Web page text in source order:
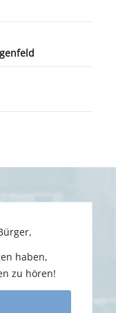
haben,
zu hören!